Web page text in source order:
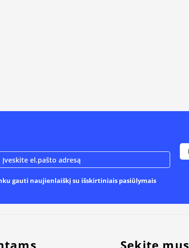
gauti naujienlaiškį su išskirtiniais pasiūlymais
Sekite mus